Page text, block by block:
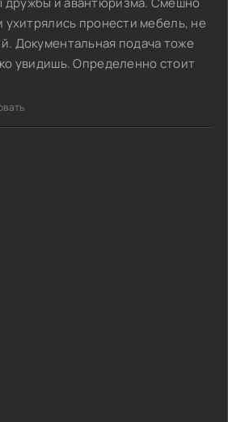
ухитрялись пронести мебель, не
Документальная подача тоже
увидишь. Определенно стоит